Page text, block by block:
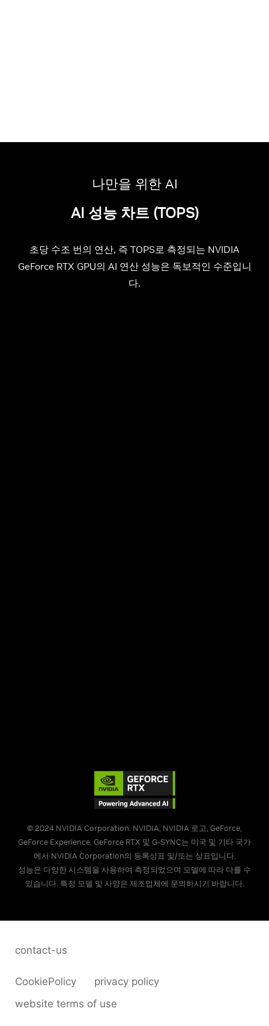
나만을 위한 AI
AI 성능 차트 (TOPS)
초당 수조 번의 연산, 즉 TOPS로 측정되는 NVIDIA
GeForce RTX GPU의 AI 연산 성능은 독보적인 수준입니
다.
© 2024 NVIDIA Corporation. NVIDIA, NVIDIA 로고, GeForce,
GeForce Experience, GeForce RTX 및 G-SYNC는 미국 및 기타 국가
에서 NVIDIA Corporation의 등록상표 및/또는 상표입니다.
성능은 다양한 시스템을 사용하여 측정되었으며 모델에 따라 다를 수
있습니다. 특정 모델 및 사양은 제조업체에 문의하시기 바랍니다.
CookiePolicy
privacy policy
website terms of use
contact-us